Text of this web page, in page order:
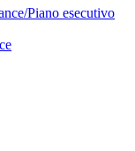
Piano esecutivo